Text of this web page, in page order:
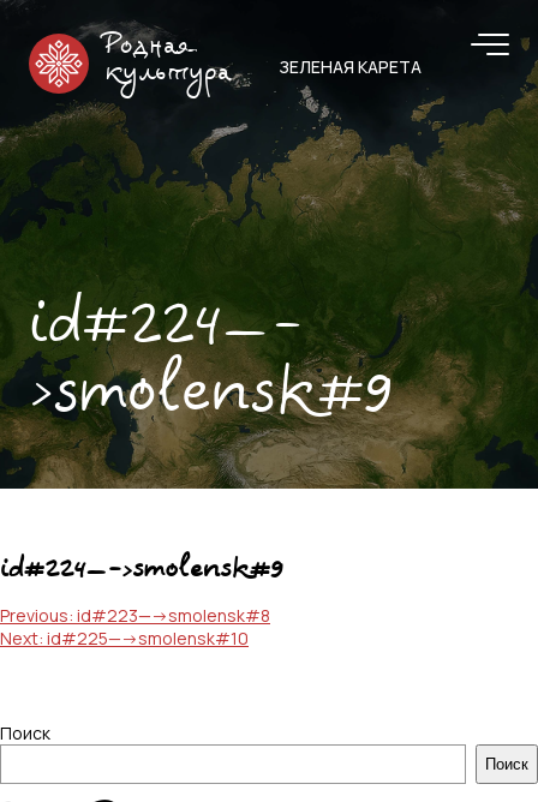
Родная
культура
ЗЕЛЕНАЯ КАРЕТА
id#224—-
>smolensk#9
id#224—->smolensk#9
Навигация
по
Previous: id#223—->smolensk#8
Next: id#225—->smolensk#10
Поиск
Поиск